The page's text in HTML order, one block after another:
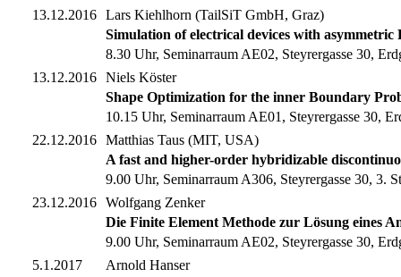
13.12.2016
Lars Kiehlhorn (TailSiT GmbH, Graz)
Simulation of electrical devices with
8.30 Uhr, Seminarraum AE02, Steyrergasse 30,
13.12.2016
Niels Köster
Shape Optimization for the inner Boundary
10.15 Uhr, Seminarraum AE01, Steyrergasse 30,
22.12.2016
Matthias Taus (MIT, USA)
A fast and higher-order hybridizable
9.00 Uhr, Seminarraum A306, Steyrergasse 30, 3.
23.12.2016
Wolfgang Zenker
Die Finite Element Methode zur Lösung eines
9.00 Uhr, Seminarraum AE02, Steyrergasse 30,
5.1.2017
Arnold Hanser